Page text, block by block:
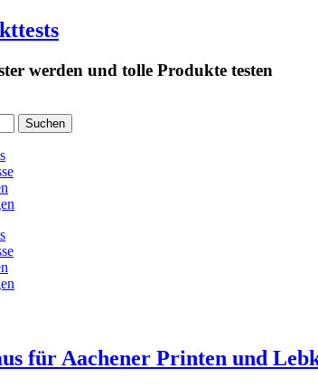
werden und tolle Produkte testen
für Aachener Printen und